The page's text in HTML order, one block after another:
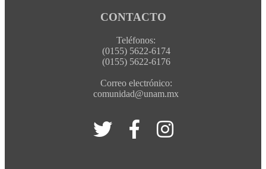
CONTACTO
Teléfonos:
(0155) 5622-6174
(0155) 5622-6176
Correo electrónico:
comunidad@unam.mx